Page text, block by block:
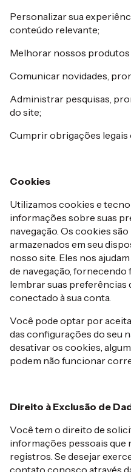
Personalizar sua
conteúdo relevante;
Melhorar nossos produtos
Comunicar novidades,
Administrar pesquisas,
do site;
Cumprir obrigações legais
Cookies
Utilizamos cookies e
informações sobre suas
navegação. Os cookies
armazenados em seu
nosso site. Eles nos
de navegação,
lembrar suas preferências
conectado à sua conta.
Você pode optar por
das configurações do seu
desativar os cookies,
podem não funcionar
Direito à Exclusão de
Você tem o direito de
informações pessoais que
registros. Se desejar
contato conosco através